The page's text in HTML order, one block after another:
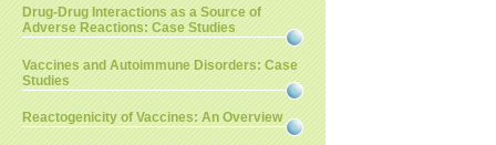
Drug-Drug Interactions as a Source of
Adverse Reactions: Case Studies
Vaccines and Autoimmune Disorders: Case
Studies
Reactogenicity of Vaccines: An Overview